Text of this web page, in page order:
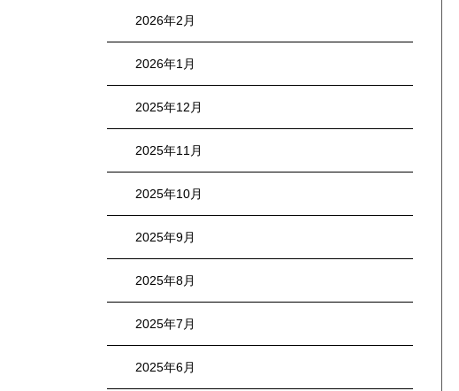
2026年2月
2026年1月
2025年12月
2025年11月
2025年10月
2025年9月
2025年8月
2025年7月
2025年6月